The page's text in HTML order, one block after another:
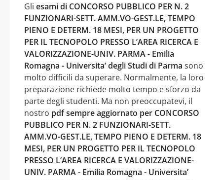
Gli esami di CONCORSO PUBBLICO PER N. 2
FUNZIONARI-SETT. AMM.VO-GEST.LE, TEMPO
PIENO E DETERM. 18 MESI, PER UN PROGETTO
PER IL TECNOPOLO PRESSO L’AREA RICERCA E
VALORIZZAZIONE-UNIV. PARMA - Emilia
Romagna - Universita’ degli Studi di Parma sono
molto difficili da superare. Normalmente, la loro
preparazione richiede molto tempo e sforzo da
parte degli studenti. Ma non preoccupatevi, il
nostro pdf sempre aggiornato per CONCORSO
PUBBLICO PER N. 2 FUNZIONARI-SETT.
AMM.VO-GEST.LE, TEMPO PIENO E DETERM. 18
MESI, PER UN PROGETTO PER IL TECNOPOLO
PRESSO L’AREA RICERCA E VALORIZZAZIONE-
UNIV. PARMA - Emilia Romagna - Universita’